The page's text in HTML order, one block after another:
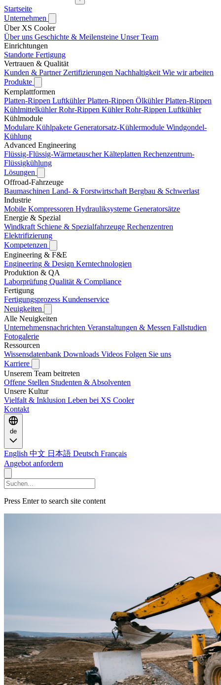
Startseite
Unternehmen
Über XS Cooler
Über uns Geschichte & Meilensteine Unser Team
Einrichtungen
Standorte Fertigung
Vertrauen & Qualität
Kunden & Partner Zertifizierungen Nachhaltigkeit Wie wir arbeiten
Produkte
Kernplattformen
Platten-Rippen LuftkühlerPlatten-Rippen ÖlkühlerPlatten-Rippen
KühlmittelkühlerRohr-Rippen KühlerRohr-Rippen Luftkühler
Kühlmodule
Modulare Kühlpakete Generatorsatz-Kühlermodule Windgondel-
Kühlung
Advanced Engineering
Flüssig-Flüssig-WärmetauscherKälteplatten Rechenzentrum-
Flüssigkühlung
Lösungen
Offroad-Fahrzeuge
Baumaschinen Land- & Forstwirtschaft Bergbau & Schwerlast
Industrie
Mobile Kompressoren Hydrauliksysteme Generatorsätze
Energie & Spezial
Windkraft Schiene & Spezialfahrzeuge Rechenzentren
Elektrifizierung
Kompetenzen
Engineering & F&E
Engineering & Design Kerntechnologien
Produktion & QA
Laborprüfung Qualität & Compliance
Fertigung
Fertigungsprozess Kundenservice
Neuigkeiten
Alle Neuigkeiten
Unternehmensnachrichten Veranstaltungen & Messen Fallstudien
Fotogalerie
Ressourcen
Wissensdatenbank Downloads Videos Folgen Sie uns
Karriere
Unserem Team beitreten
Offene Stellen Studenten & Absolventen
Unsere Kultur
Vielfalt & Inklusion Leben bei XS Cooler
Kontakt
de
English 中文 日本語 Deutsch Français
Angebot anfordern
Press Enter to search site content